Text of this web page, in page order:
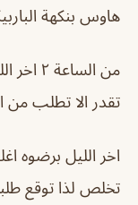
هاوس بنكهة
من
تقدر الا تطلب من
اخر الليل برضوه
تخلص لذا توقع